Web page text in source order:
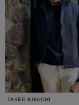
TAKEO KIKUCHI